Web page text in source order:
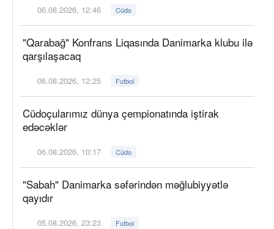
06.08.2026, 12:46 Cüdo
"Qarabağ" Konfrans Liqasında Danimarka klubu ilə
qarşılaşacaq
06.08.2026, 12:25 Futbol
Cüdoçularımız dünya çempionatında iştirak
edəcəklər
06.08.2026, 10:17 Cüdo
"Sabah" Danimarka səfərindən məğlubiyyətlə
qayıdır
05.08.2026, 23:23 Futbol